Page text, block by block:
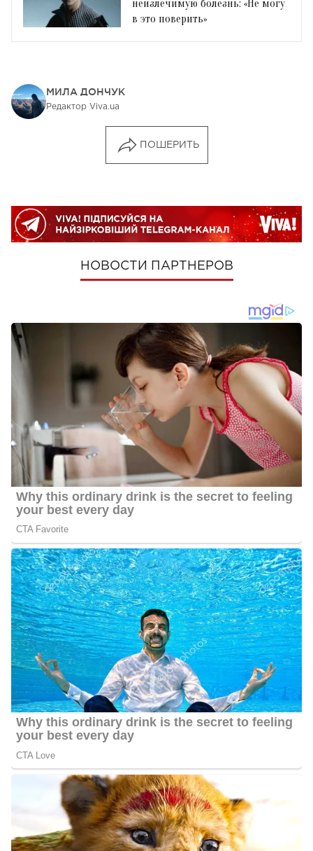
неизлечимую болезнь: «Не могу
в это поверить»
МИЛА ДОНЧУК
Редактор Viva.ua
ПОШЕРИТЬ
НОВОСТИ ПАРТНЕРОВ